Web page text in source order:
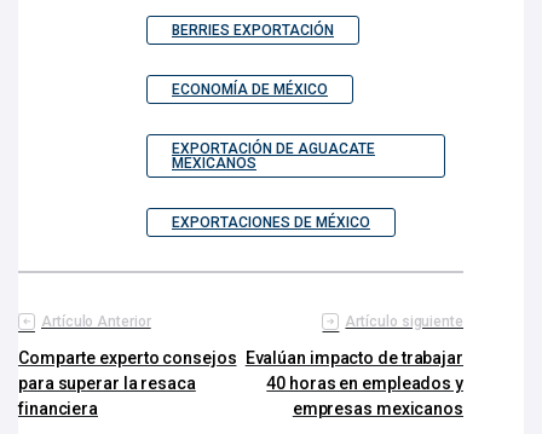
BERRIES EXPORTACIÓN
ECONOMÍA DE MÉXICO
EXPORTACIÓN DE AGUACATE
MEXICANOS
EXPORTACIONES DE MÉXICO
Artículo Anterior
Comparte experto consejos
para superar la resaca
financiera
Artículo siguiente
Evalúan impacto de trabajar
40 horas en empleados y
empresas mexicanos